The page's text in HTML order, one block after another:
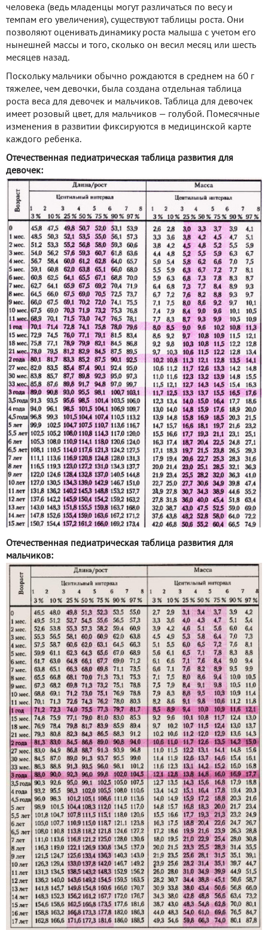
человека (ведь младенцы могут различаться по весу и
темпам его увеличения), существуют таблицы роста. Они
позволяют оценивать динамику роста малыша с учетом его
нынешней массы и того, сколько он весил месяц или шесть
месяцев назад.
Поскольку мальчики обычно рождаются в среднем на 60 г
тяжелее, чем девочки, была создана отдельная таблица
роста веса для девочек и мальчиков. Таблица для девочек
имеет розовый цвет, для мальчиков — голубой. Помесячные
изменения в развитии фиксируются в медицинской карте
каждого ребенка.
Отечественная педиатрическая таблица развития для
девочек:
Отечественная педиатрическая таблица развития для
мальчиков: